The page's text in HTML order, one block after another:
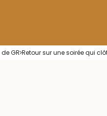
GR Retour sur une soirée qui